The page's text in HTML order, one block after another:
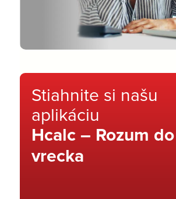
Stiahnite si našu
aplikáciu
Hcalc – Rozum do
vrecka